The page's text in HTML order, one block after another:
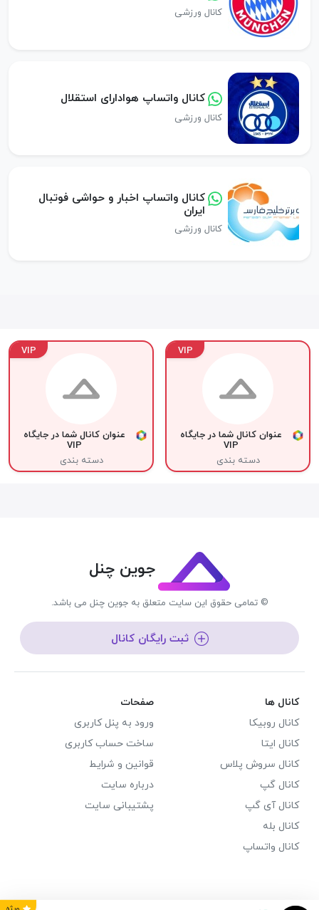
کانال ورزشی
کانال واتساپ هوادارای استقلال
کانال ورزشی
کانال واتساپ اخبار و حواشی فوتبال
ایران
کانال ورزشی
VIP
عنوان کانال شما در جایگاه
VIP
دسته بندی
VIP
عنوان کانال شما در جایگاه
VIP
دسته بندی
جوین چنل
© تمامی حقوق این سایت متعلق به جوین چنل می باشد.
ثبت رایگان کانال
کانال ها
کانال روبیکا
کانال ایتا
کانال سروش پلاس
کانال گپ
کانال آی گپ
کانال بله
کانال واتساپ
صفحات
ورود به پنل کاربری
ساخت حساب کاربری
قوانین و شرایط
درباره سایت
پشتیبانی سایت